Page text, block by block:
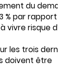
du
% par
vivre risque
les trois
doivent être